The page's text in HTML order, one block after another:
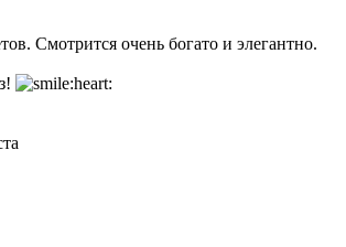
Смотрится очень богато и элегантно.